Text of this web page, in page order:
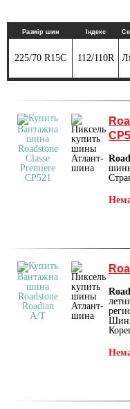
Размір шин Індекс
225/70 R15C 112/110R